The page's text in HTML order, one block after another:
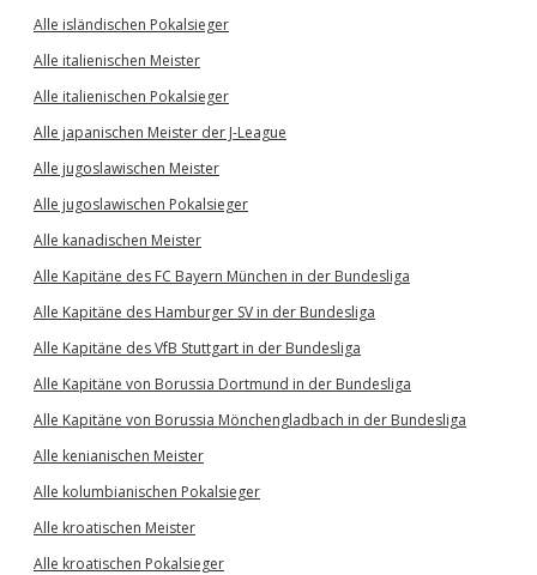
Alle isländischen Pokalsieger
Alle italienischen Meister
Alle italienischen Pokalsieger
Alle japanischen Meister der J-League
Alle jugoslawischen Meister
Alle jugoslawischen Pokalsieger
Alle kanadischen Meister
Alle Kapitäne des FC Bayern München in der Bundesliga
Alle Kapitäne des Hamburger SV in der Bundesliga
Alle Kapitäne des VfB Stuttgart in der Bundesliga
Alle Kapitäne von Borussia Dortmund in der Bundesliga
Alle Kapitäne von Borussia Mönchengladbach in der Bundesliga
Alle kenianischen Meister
Alle kolumbianischen Pokalsieger
Alle kroatischen Meister
Alle kroatischen Pokalsieger